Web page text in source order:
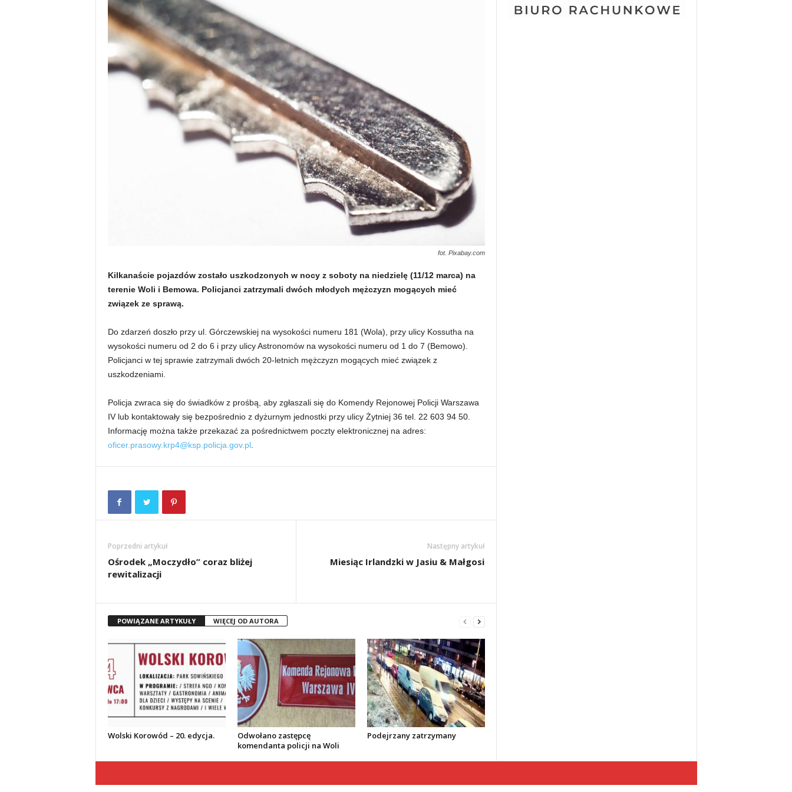
fot. Pixabay.com
Kilkanaście pojazdów zostało uszkodzonych w nocy z soboty na niedzielę (11/12 marca) na
terenie Woli i Bemowa. Policjanci zatrzymali dwóch młodych mężczyzn mogących mieć
związek ze sprawą.
Do zdarzeń doszło przy ul. Górczewskiej na wysokości numeru 181 (Wola), przy ulicy Kossutha na
wysokości numeru od 2 do 6 i przy ulicy Astronomów na wysokości numeru od 1 do 7 (Bemowo).
Policjanci w tej sprawie zatrzymali dwóch 20-letnich mężczyzn mogących mieć związek z
uszkodzeniami.
Policja zwraca się do świadków z prośbą, aby zgłaszali się do Komendy Rejonowej Policji Warszawa
IV lub kontaktowały się bezpośrednio z dyżurnym jednostki przy ulicy Żytniej 36 tel. 22 603 94 50.
Informację można także przekazać za pośrednictwem poczty elektronicznej na adres:
oficer.prasowy.krp4@ksp.policja.gov.pl.
Poprzedni artykuł
Ośrodek „Moczydło” coraz bliżej
rewitalizacji
Następny artykuł
Miesiąc Irlandzki w Jasiu & Małgosi
POWIĄZANE ARTYKUŁY WIĘCEJ OD AUTORA
Wolski Korowód – 20. edycja.
Odwołano zastępcę
komendanta policji na Woli
Podejrzany zatrzymany